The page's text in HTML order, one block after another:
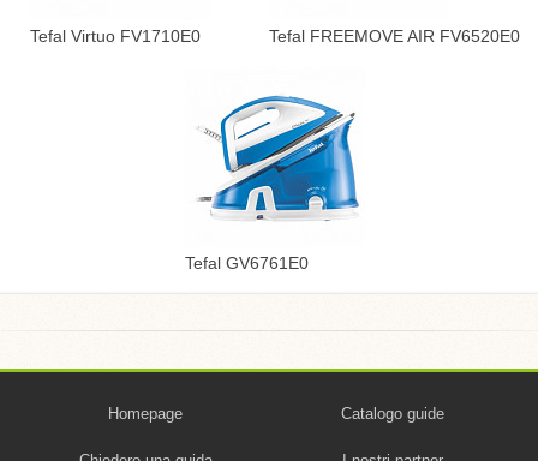
Tefal Virtuo FV1710E0 Tefal FREEMOVE AIR FV6520E0
Tefal GV6761E0
Homepage Catalogo guide